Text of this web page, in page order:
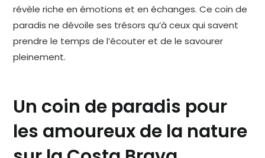
révèle riche en émotions et en échanges. Ce coin de
paradis ne dévoile ses trésors qu’à ceux qui savent
prendre le temps de l’écouter et de le savourer
pleinement.
Un coin de paradis pour
les amoureux de la nature